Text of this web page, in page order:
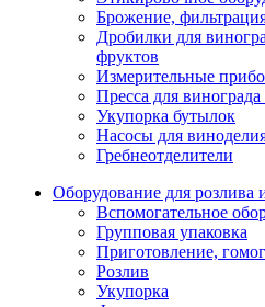
Брожение,
Дробилки для
фруктов
Измерительные
Пресса для
Укупорка бутылок
Насосы для
Гребнеотделители
Оборудование для розлива
Вспомогательное
Групповая упаковка
Приготовление,
Розлив
Укупорка